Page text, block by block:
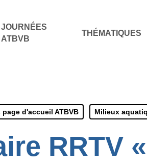
JOURNÉES
ATBVB
THÉMATIQUES
d'accueil ATBVB Milieux
RRTV